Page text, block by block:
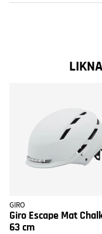
GIRO
Giro Escape Mat
63 cm